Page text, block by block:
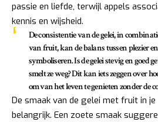
passie en liefde, terwijl appels
kennis en wijsheid.
De consistentie van de gelei, in
van fruit, kan de balans tussen plezier
symboliseren. Is de gelei stevig en goed
smelt ze weg? Dit kan iets zeggen over
om van het leven te genieten zonder de
De smaak van de gelei met fruit in
belangrijk. Een zoete smaak